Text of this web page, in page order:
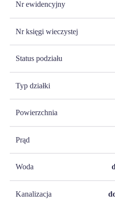
Nr ewidencyjny
Nr księgi wieczystej
Status podziału
Typ działki
Powierzchnia
Prąd
Woda
Kanalizacja